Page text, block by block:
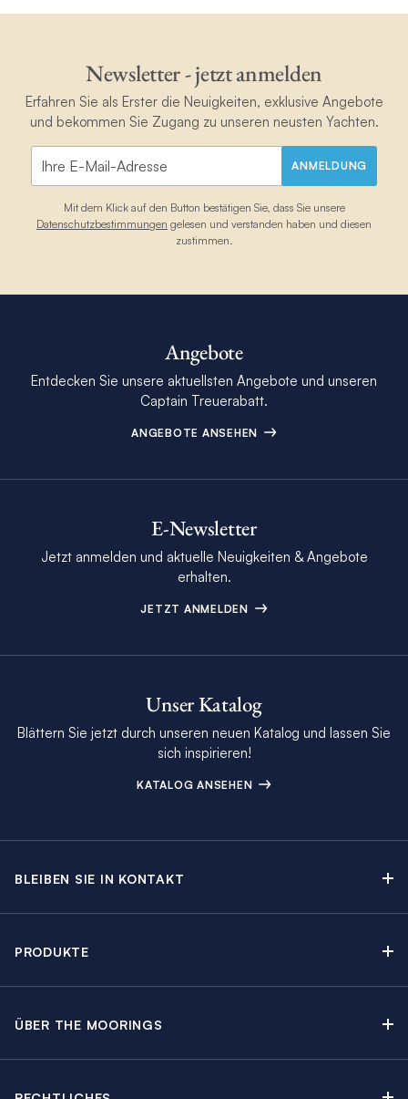
Newsletter - jetzt anmelden
Erfahren Sie als Erster die Neuigkeiten, exklusive Angebote
und bekommen Sie Zugang zu unseren neusten Yachten.
ANMELDUNG
Mit dem Klick auf den Button bestätigen Sie, dass Sie unsere
Datenschutzbestimmungen gelesen und verstanden haben und diesen
zustimmen.
Angebote
Entdecken Sie unsere aktuellsten Angebote und unseren
Captain Treuerabatt.
ANGEBOTE ANSEHEN
E-Newsletter
Jetzt anmelden und aktuelle Neuigkeiten & Angebote
erhalten.
JETZT ANMELDEN
Unser Katalog
Blättern Sie jetzt durch unseren neuen Katalog und lassen Sie
sich inspirieren!
KATALOG ANSEHEN
BLEIBEN SIE IN KONTAKT
The Moorings Revierführer
PRODUKTE
ÜBER THE MOORINGS